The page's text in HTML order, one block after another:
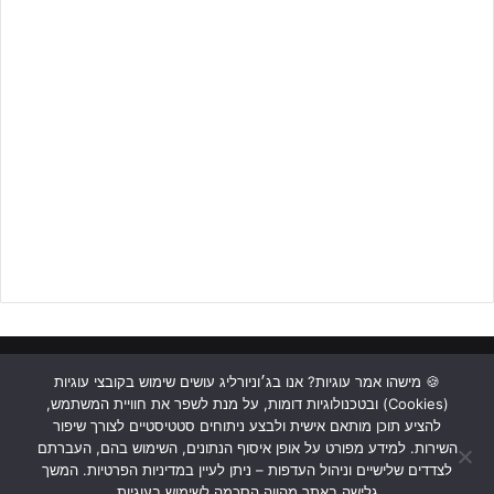
ראשי כתבות תכנים מקצועיים תנאי שימוש
מדיניות אבטחה
כתבו לנו
Facebook
YouTube
Instagram
🍪 מישהו אמר עוגיות? אנו בג׳וניורליג עושים שימוש בקובצי עוגיות
(Cookies) ובטכנולוגיות דומות, על מנת לשפר את חוויית המשתמש,
להציע תוכן מותאם אישית ולבצע ניתוחים סטטיסטיים לצורך שיפור
השירות. למידע מפורט על אופן איסוף הנתונים, השימוש בהם, העברתם
לצדדים שלישיים וניהול העדפות – ניתן לעיין במדיניות הפרטיות. המשך